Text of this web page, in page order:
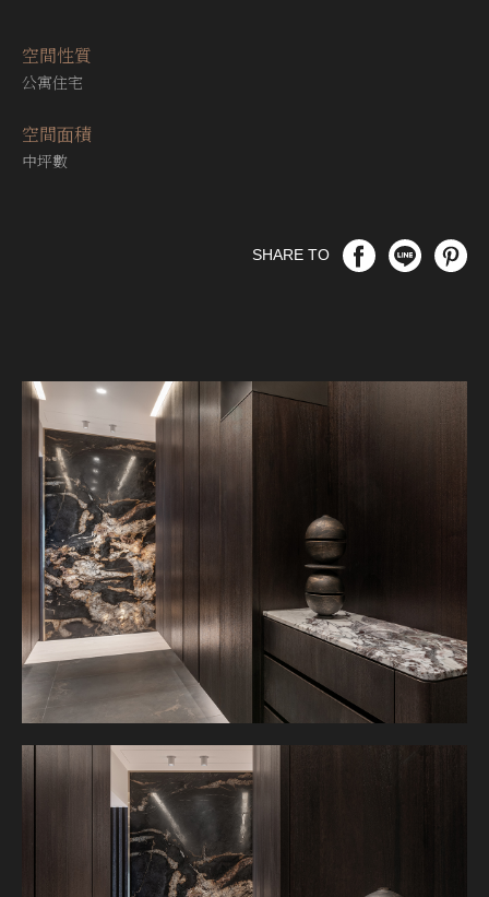
空間性質
公寓住宅
空間⾯積
中坪數
SHARE TO